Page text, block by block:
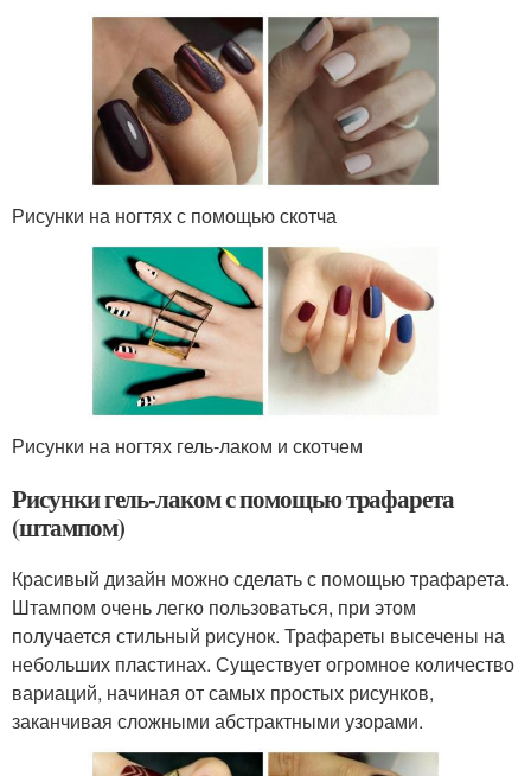
Рисунки на ногтях с помощью скотча
Рисунки на ногтях гель-лаком и скотчем
Рисунки гель-лаком с помощью трафарета
(штампом)
Красивый дизайн можно сделать с помощью трафарета.
Штампом очень легко пользоваться, при этом
получается стильный рисунок. Трафареты высечены на
небольших пластинах. Существует огромное количество
вариаций, начиная от самых простых рисунков,
заканчивая сложными абстрактными узорами.